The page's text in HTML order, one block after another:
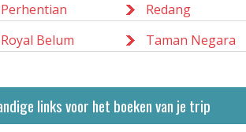
Perhentian
Redang
Royal Belum
Taman Negara
links voor het boeken van je trip